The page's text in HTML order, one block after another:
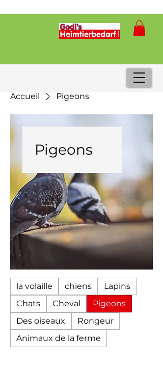
Accueil Pigeons
Pigeons
la volaille chiens
Lapins
Chats
Cheval
Pigeons
Des oiseaux
Rongeur
Animaux de la ferme